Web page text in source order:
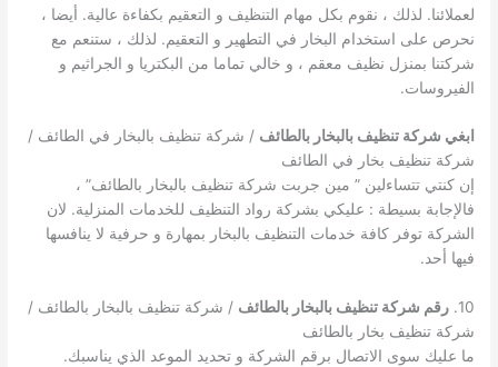
لعملائنا. لذلك ، نقوم بكل مهام التنظيف و التعقيم بكفاءة عالية. أيضا ،
نحرص على استخدام البخار في التطهير و التعقيم. لذلك ، ستنعم مع
شركتنا بمنزل نظيف معقم ، و خالي تماما من البكتريا و الجراثيم و
الفيروسات.
ابغي شركة تنظيف بالبخار بالطائف / شركة تنظيف بالبخار في الطائف /
شركة تنظيف بخار في الطائف
إن كنتي تتساءلين ” مين جربت شركة تنظيف بالبخار بالطائف” ،
فالإجابة بسيطة : عليكي بشركة رواد التنظيف للخدمات المنزلية. لان
الشركة توفر كافة خدمات التنظيف بالبخار بمهارة و حرفية لا ينافسها
فيها أحد.
10. رقم شركة تنظيف بالبخار بالطائف / شركة تنظيف بالبخار بالطائف /
شركة تنظيف بخار بالطائف
ما عليك سوى الاتصال برقم الشركة و تحديد الموعد الذي يناسبك.